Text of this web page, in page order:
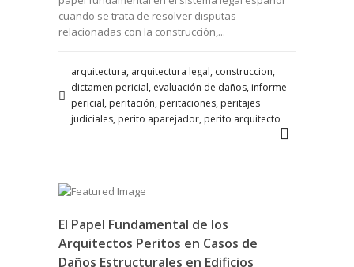
cuando se trata de resolver disputas
relacionadas con la construcción,...
arquitectura, arquitectura legal, construccion,
dictamen pericial, evaluación de daños, informe
pericial, peritación, peritaciones, peritajes
judiciales, perito aparejador, perito arquitecto
El Papel Fundamental de los
Arquitectos Peritos en Casos de
Daños Estructurales en Edificios